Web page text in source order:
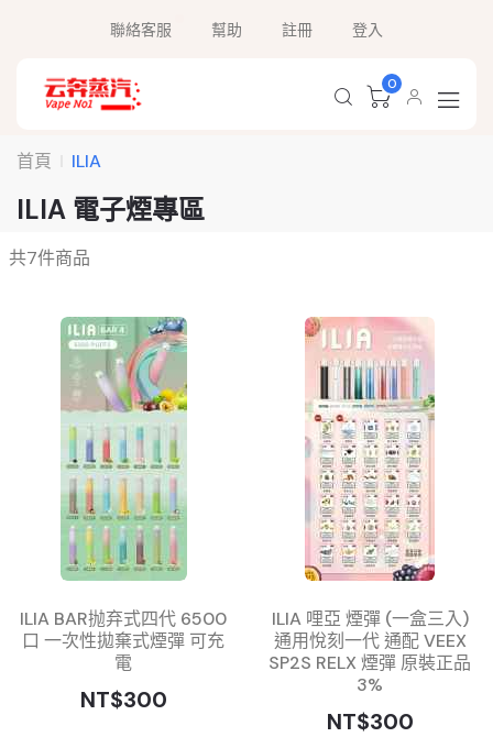
聯絡客服 幫助 註冊 登入
0
首頁 ILIA
ILIA 電子煙專區
共7件商品
ILIA BAR抛弃式四代 6500
口 一次性拋棄式煙彈 可充
電
NT$300
ILIA 哩亞 煙彈 (一盒三入)
通用悅刻一代 通配 VEEX
SP2S RELX 煙彈 原裝正品
3%
NT$300